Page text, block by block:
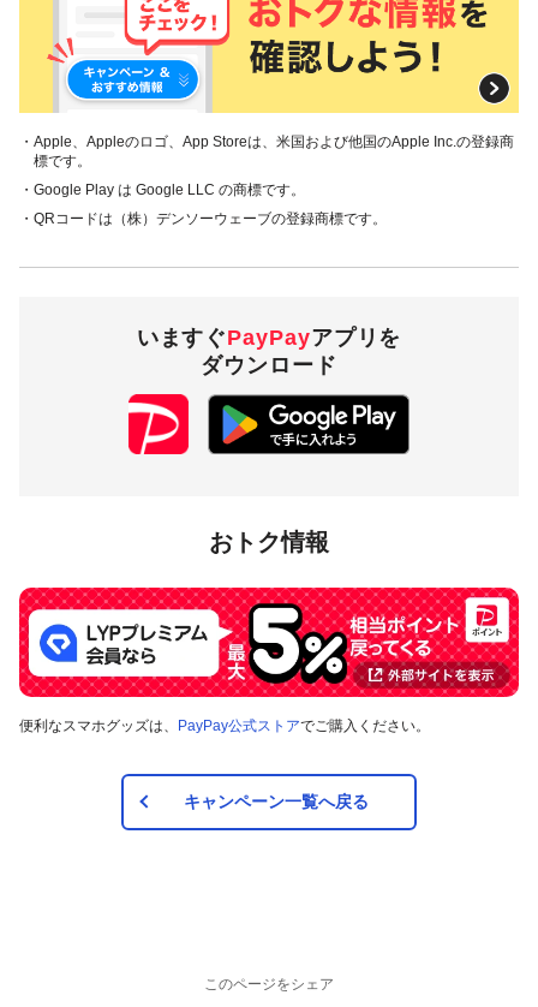
・Apple、Appleのロゴ、App Storeは、米国および他国のApple Inc.の登録商
標です。
・Google Play は Google LLC の商標です。
・QRコードは（株）デンソーウェーブの登録商標です。
いますぐPayPayアプリを
ダウンロード
おトク情報
便利なスマホグッズは、 PayPay公式ストアでご購入ください。
キャンペーン一覧へ戻る
このページをシェア